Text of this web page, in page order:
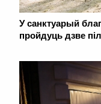
У санктуарый
пройдуць дзве